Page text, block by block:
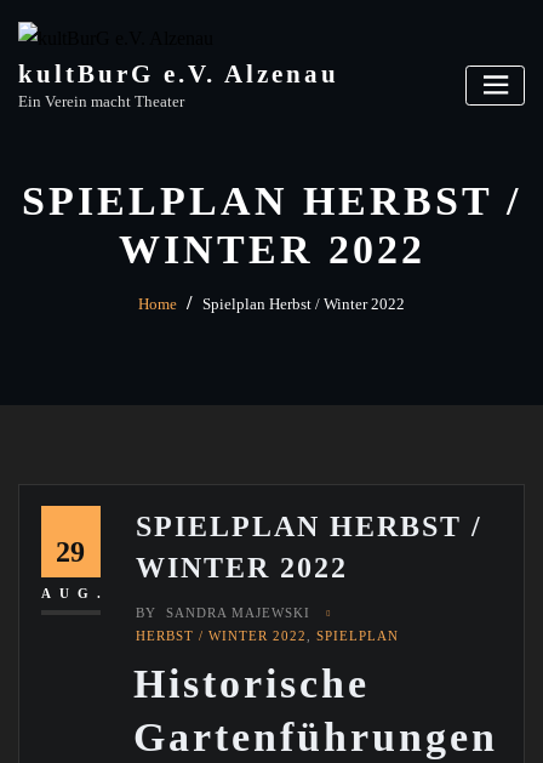
contentkultBurG e.V. Alzenau
Ein Verein macht Theater
SPIELPLAN HERBST /
WINTER 2022
Home Spielplan Herbst / Winter 2022
29
AUG.
SPIELPLAN HERBST /
WINTER 2022
BY
SANDRA MAJEWSKI
HERBST / WINTER 2022
,SPIELPLAN
Historische
Gartenführungen